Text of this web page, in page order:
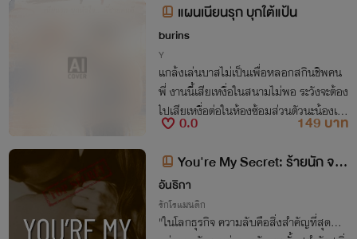
แผนเนียนรุก บุกใต้แป้น
burins
Y
แกล้งเล่นบาสไม่เป็นเพื่อหลอกสกินชิพคน
พี่ งานนี้เสียเหงื่อในสนามไม่พอ ระวังจะต้อง
ไปเสียเหงื่อต่อในห้องซ้อมส่วนตัวนะน้องเจย
0.0
149 บาท
You're My Secret: ร้ายนัก จะรั
กให้ตาย
อันธิกา
รักโรแมนติก
"ในโลกธุรกิจ ความลับคือสิ่งสำคัญที่สุด...